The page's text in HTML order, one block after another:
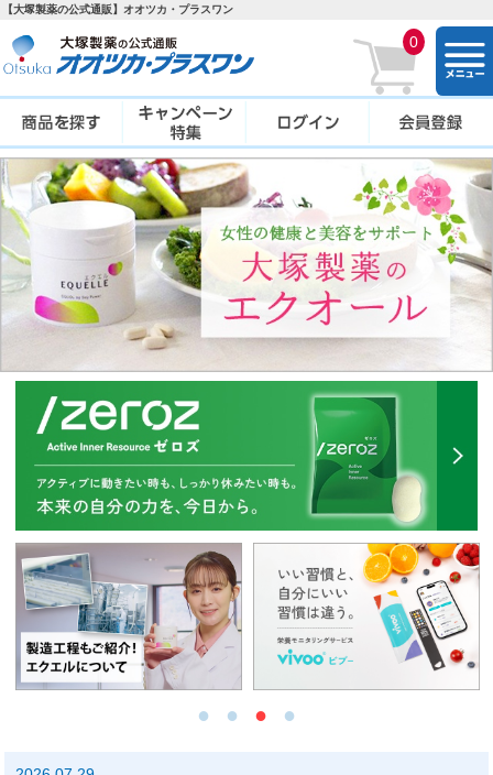
【大塚製薬の公式通販】オオツカ・プラスワン
0